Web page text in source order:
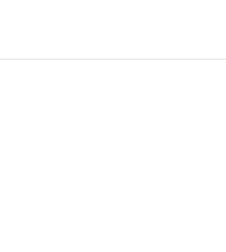
gatto
Manzo Crocchette per gatto